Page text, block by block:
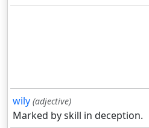
wily (adjective)
Marked by skill in deception.